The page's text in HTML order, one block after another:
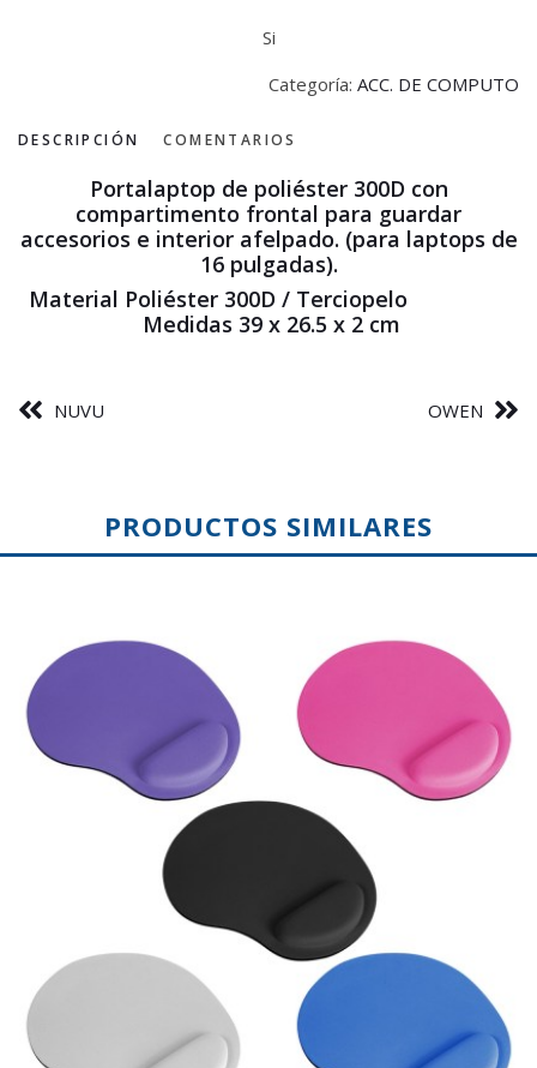
Si
Categoría: ACC. DE COMPUTO
DESCRIPCIÓN COMENTARIOS
Portalaptop de poliéster 300D con
compartimento frontal para guardar
accesorios e interior afelpado. (para laptops de
16 pulgadas).
Material Poliéster 300D / Terciopelo
Medidas 39 x 26.5 x 2 cm
NUVU OWEN
PRODUCTOS SIMILARES